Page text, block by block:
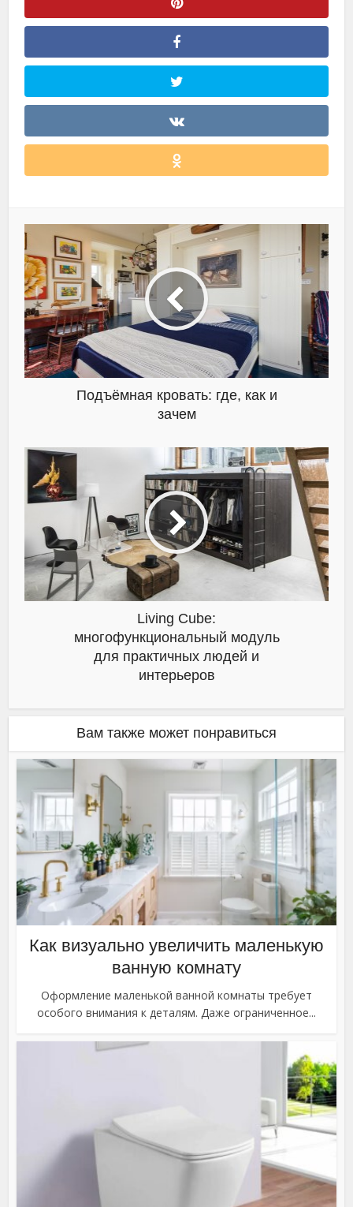
Подъёмная кровать: где, как и
зачем
Living Cube:
многофункциональный модуль
для практичных людей и
интерьеров
Вам также может понравиться
Как визуально увеличить маленькую
ванную комнату
Оформление маленькой ванной комнаты требует
особого внимания к деталям. Даже ограниченное...